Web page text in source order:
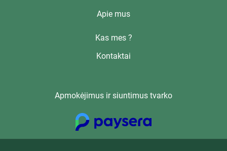
Apie mus
Kas mes ?
Kontaktai
Apmokėjimus ir siuntimus tvarko